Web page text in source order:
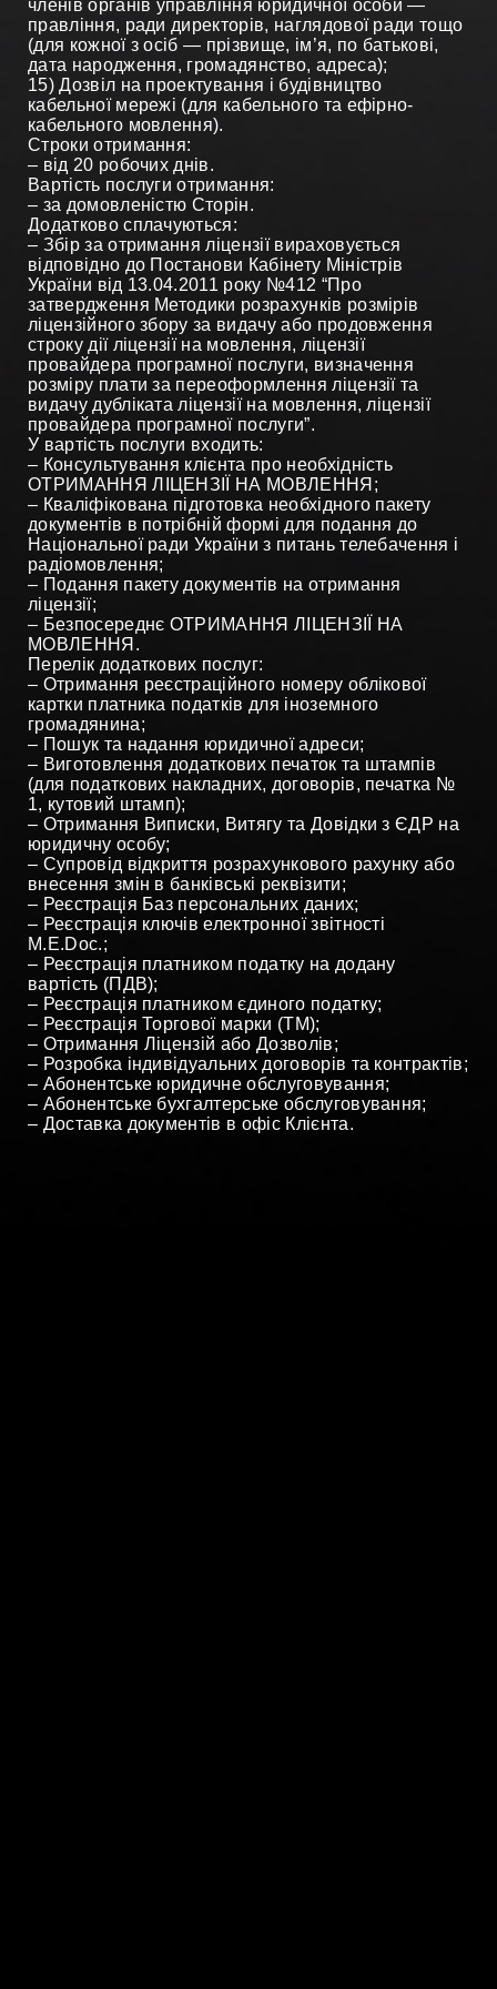
членів органів управління юридичної особи —
правління, ради директорів, наглядової ради тощо
(для кожної з осіб — прізвище, ім’я, по батькові,
дата народження, громадянство, адреса);
15) Дозвіл на проектування і будівництво
кабельної мережі (для кабельного та ефірно-
кабельного мовлення).
Строки отримання:
– від 20 робочих днів.
Вартість послуги отримання:
– за домовленістю Сторін.
Додатково сплачуються:
– Збір за отримання ліцензії вираховується
відповідно до Постанови Кабінету Міністрів
України від 13.04.2011 року №412 “Про
затвердження Методики розрахунків розмірів
ліцензійного збору за видачу або продовження
строку дії ліцензії на мовлення, ліцензії
провайдера програмної послуги, визначення
розміру плати за переоформлення ліцензії та
видачу дубліката ліцензії на мовлення, ліцензії
провайдера програмної послуги”.
У вартість послуги входить:
– Консультування клієнта про необхідність
ОТРИМАННЯ ЛІЦЕНЗІЇ НА МОВЛЕННЯ;
– Кваліфікована підготовка необхідного пакету
документів в потрібній формі для подання до
Національної ради України з питань телебачення і
радіомовлення;
– Подання пакету документів на отримання
ліцензії;
– Безпосереднє ОТРИМАННЯ ЛІЦЕНЗІЇ НА
МОВЛЕННЯ.
Перелік додаткових послуг:
– Отримання реєстраційного номеру облікової
картки платника податків для іноземного
громадянина;
– Пошук та надання юридичної адреси;
– Виготовлення додаткових печаток та штампів
(для податкових накладних, договорів, печатка №
1, кутовий штамп);
– Отримання Виписки, Витягу та Довідки з ЄДР на
юридичну особу;
– Супровід відкриття розрахункового рахунку або
внесення змін в банківські реквізити;
– Реєстрація Баз персональних даних;
– Реєстрація ключів електронної звітності
М.Е.Doc.;
– Реєстрація платником податку на додану
вартість (ПДВ);
– Реєстрація платником єдиного податку;
– Реєстрація Торгової марки (ТМ);
– Отримання Ліцензій або Дозволів;
– Розробка індивідуальних договорів та контрактів;
– Абонентське юридичне обслуговування;
– Абонентське бухгалтерське обслуговування;
– Доставка документів в офіс Клієнта.